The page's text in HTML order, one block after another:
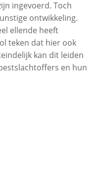
ingevoerd. Toch
ontwikkeling.
ellende heeft
teken dat hier ook
kan dit leiden
en hun